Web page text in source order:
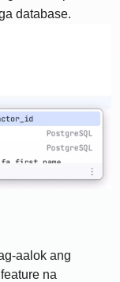
database.
aalok ang
na